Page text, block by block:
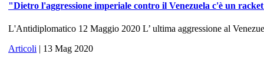
"Dietro l'aggressione imperiale contro il Venezuela c'è un
L'Antidiplomatico 12 Maggio 2020 L’ ultima aggressione al
Articoli | 13 Mag 2020